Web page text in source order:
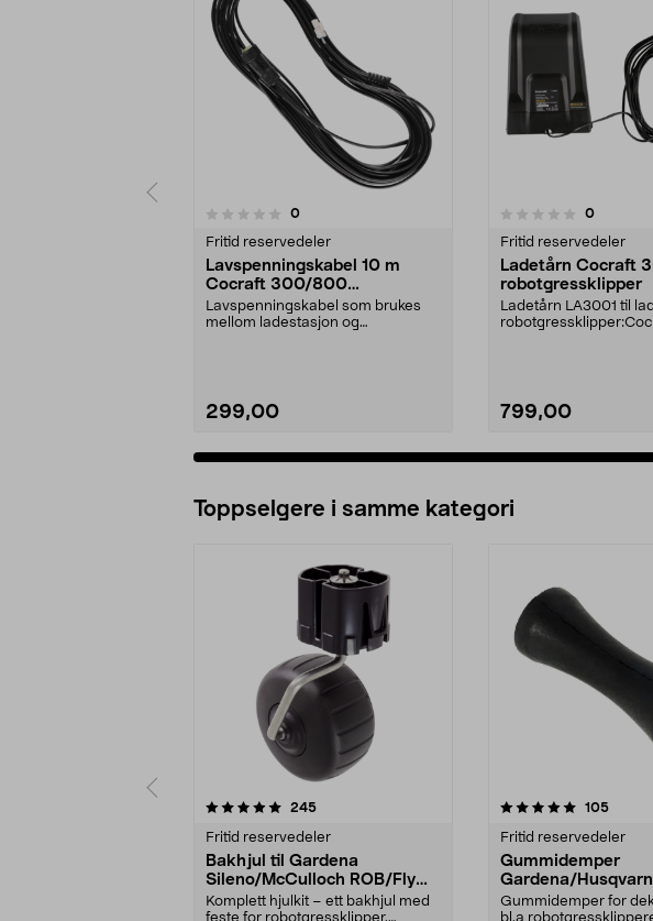
0anmeldelser
Fritid reservedeler
Lavspenningskabel 10 m
Cocraft 300/800
robotgressklipper
Lavspenningskabel som brukes
mellom ladestasjon og
299,00
0.0 av 5 stjerner 0
Fritid reservedeler
Ladetårn Cocraft
robotgressklipper
Ladetårn LA3001 til
799,00
5.0av 5
Toppselgere i samme kategori
245anmeldelser
Fritid reservedeler
Bakhjul til Gardena
Sileno/McCulloch ROB/Flymo
Easilife
Komplett hjulkit – ett bakhjul med
feste for robotgressklipper.
5.0 av 5 stjerner 105
Fritid reservedeler
Gummidemper
Gardena/
ch/Flymo
Gummidemper for
bl.a
4.5 av 5